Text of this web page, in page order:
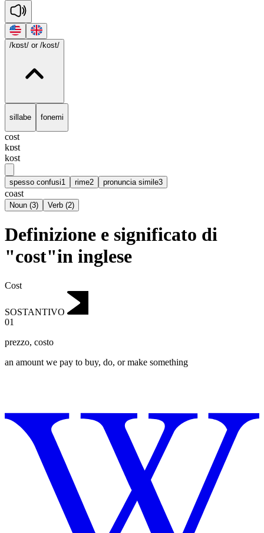
/kɒst/ or /kost/
sillabe fonemi
cost
kɒst
kost
spesso confusi1 rime2 pronuncia simile3
coast
Noun (3) Verb (2)
Definizione e significato di
"cost"in inglese
Cost
SOSTANTIVO
01
prezzo, costo
an amount we pay to buy, do, or make something